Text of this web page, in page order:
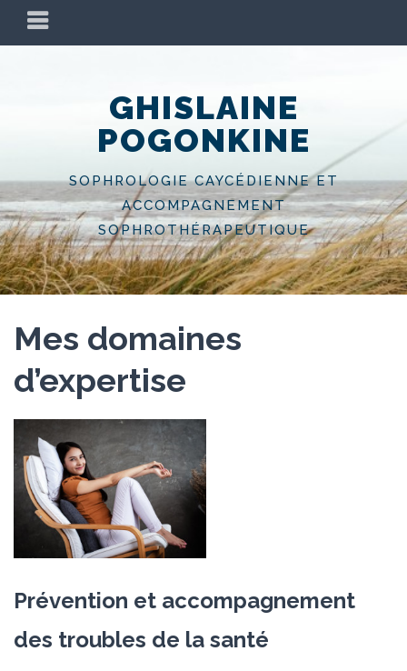
Skip
MENU
GHISLAINE
POGONKINE
SOPHROLOGIE CAYCÉDIENNE ET
ACCOMPAGNEMENT
SOPHROTHÉRAPEUTIQUE
Mes domaines
d’expertise
Prévention et accompagnement
des troubles de la santé